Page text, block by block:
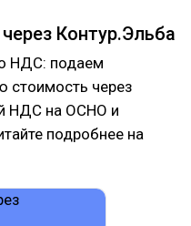
Контур.Эльба
НДС: подаем
стоимость через
НДС на ОСНО и
подробнее на